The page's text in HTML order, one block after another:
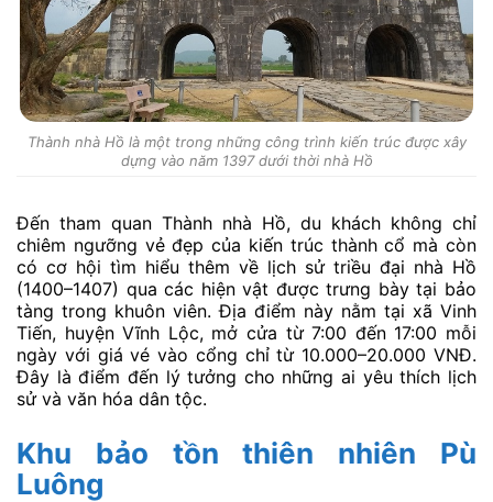
Thành nhà Hồ là một trong những công trình kiến trúc được xây
dựng vào năm 1397 dưới thời nhà Hồ
Đến tham quan Thành nhà Hồ, du khách không chỉ
chiêm ngưỡng vẻ đẹp của kiến trúc thành cổ mà còn
có cơ hội tìm hiểu thêm về lịch sử triều đại nhà Hồ
(1400–1407) qua các hiện vật được trưng bày tại bảo
tàng trong khuôn viên. Địa điểm này nằm tại xã Vinh
Tiến, huyện Vĩnh Lộc, mở cửa từ 7:00 đến 17:00 mỗi
ngày với giá vé vào cổng chỉ từ 10.000–20.000 VNĐ.
Đây là điểm đến lý tưởng cho những ai yêu thích lịch
sử và văn hóa dân tộc.
Khu bảo tồn thiên nhiên Pù
Luông